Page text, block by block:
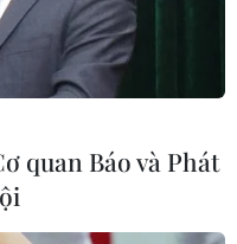
quan Báo và Phát